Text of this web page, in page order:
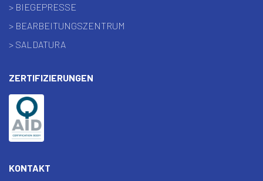
> BIEGEPRESSE
> BEARBEITUNGSZENTRUM
> SALDATURA
ZERTIFIZIERUNGEN
KONTAKT